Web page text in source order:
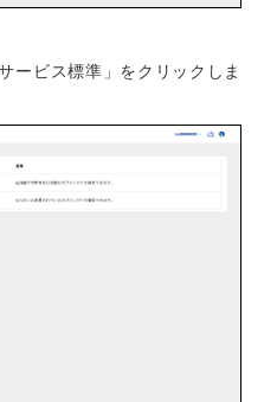
ービス標準」をクリックしま